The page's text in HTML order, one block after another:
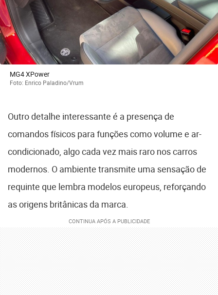
MG4 XPower
Foto: Enrico Paladino/Vrum
Outro detalhe interessante é a presença de
comandos físicos para funções como volume e ar-
condicionado, algo cada vez mais raro nos carros
modernos. O ambiente transmite uma sensação de
requinte que lembra modelos europeus, reforçando
as origens britânicas da marca.